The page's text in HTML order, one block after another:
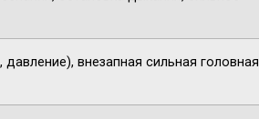
внезапная сильная головная